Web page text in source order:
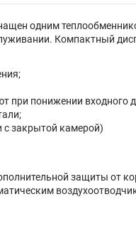
одним
Компактный
понижении входного
с закрытой камерой)
защиты от